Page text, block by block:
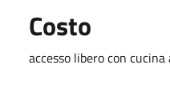
Costo
accesso libero con